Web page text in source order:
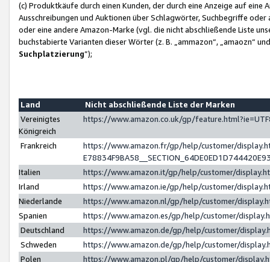
(c) Produktkäufe durch einen Kunden, der durch eine Anzeige auf
Ausschreibungen und Auktionen über Schlagwörter, Suchbegriffe
oder eine andere Amazon-Marke (vgl. die nicht abschließende Liste
buchstabierte Varianten dieser Wörter (z. B. „ammazon“, „amaozn“
Suchplatzierung”);
Land
Nicht abschließende Liste der Marken
Vereinigtes
Königreich
https://www.amazon.co.uk/gp/
Frankreich
https://www.amazon.fr/gp/help/customer/
Italien
https://www.amazon.it/gp/help/customer/
Irland
https://www.amazon.ie/gp/help/customer/
Niederlande
https://www.amazon.nl/gp/help/customer/
Spanien
https://www.amazon.es/gp/help/customer/
Deutschland
https://www.amazon.de/gp/help/customer/
Schweden
https://www.amazon.de/gp/help/customer/
Polen
https://www.amazon.pl/gp/help/customer/